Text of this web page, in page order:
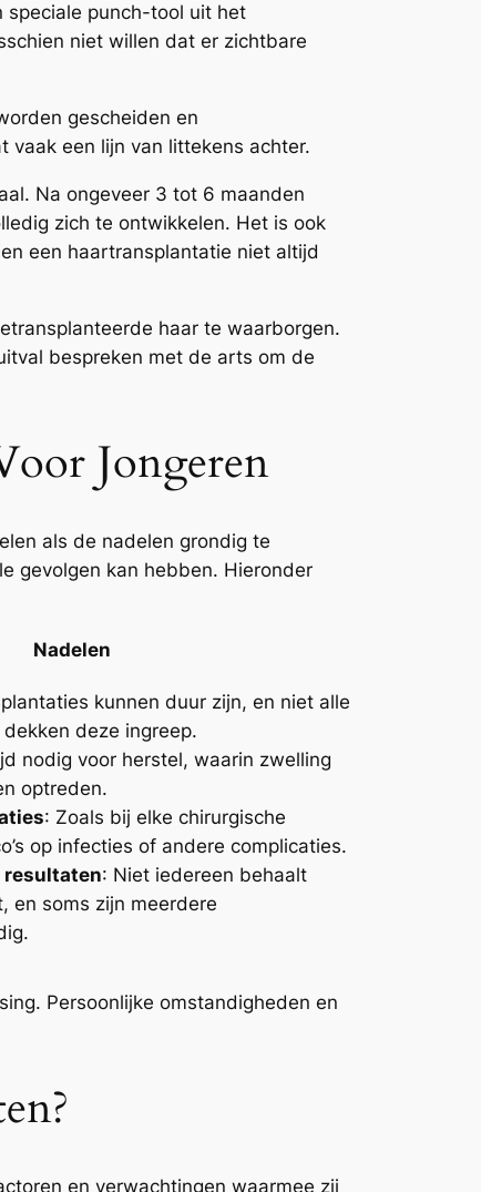
speciale punch-tool uit het
niet willen dat er zichtbare
gescheiden en
vaak een lijn van littekens achter.
Na ongeveer 3 tot 6 maanden
zich te ontwikkelen. Het is ook
een haartransplantatie niet altijd
haar te waarborgen.
bespreken met de arts om de
Jongeren
als de nadelen grondig te
gevolgen kan hebben. Hieronder
Nadelen
kunnen duur zijn, en niet alle
deze ingreep.
nodig voor herstel, waarin zwelling
optreden.
: Zoals bij elke chirurgische
op infecties of andere complicaties.
resultaten: Niet iedereen behaalt
en soms zijn meerdere
Persoonlijke omstandigheden en
en verwachtingen waarmee zij